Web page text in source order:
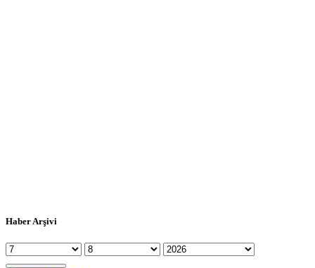
Haber Arşivi